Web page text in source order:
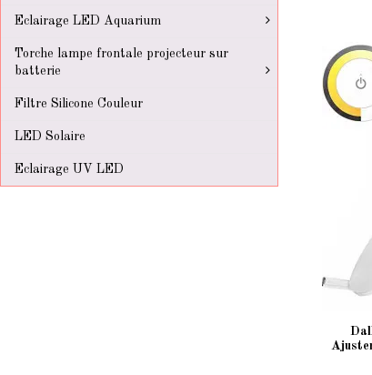
Eclairage LED Aquarium
Torche lampe frontale projecteur sur
batterie
Filtre Silicone Couleur
LED Solaire
Eclairage UV LED